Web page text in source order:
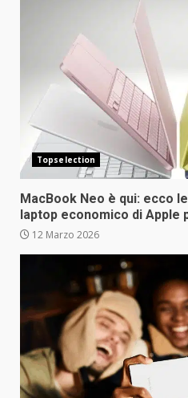
Topselection
MacBook Neo è qui: ecco
laptop economico di Apple
12 Marzo 2026